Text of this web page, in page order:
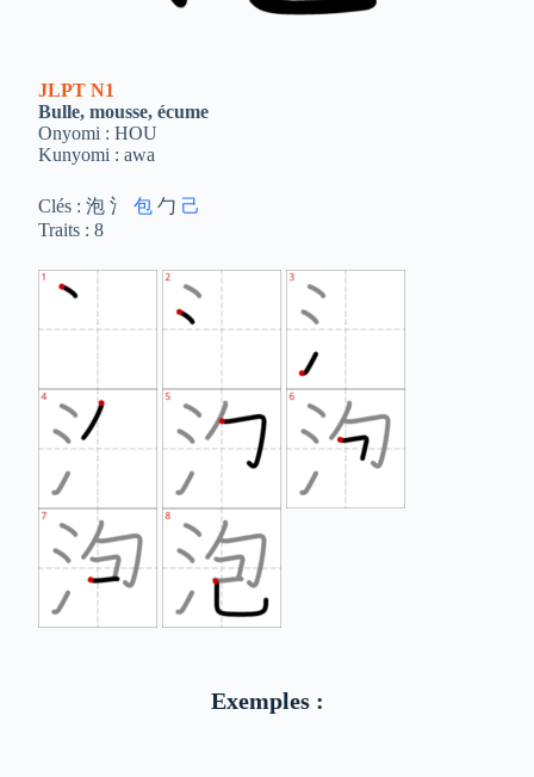
JLPT N1
Bulle, mousse, écume
Onyomi : HOU
Kunyomi : awa
Clés : 泡 氵包 勹 己
Traits : 8
Exemples :